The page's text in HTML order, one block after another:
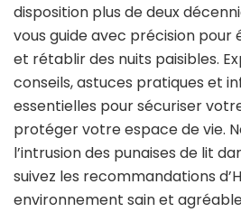
disposition plus de deux
vous guide avec précision pour
et rétablir des nuits paisibles.
conseils, astuces pratiques et
essentielles pour sécuriser
protéger votre espace de vie.
l’intrusion des punaises de lit
suivez les recommandations
environnement sain et